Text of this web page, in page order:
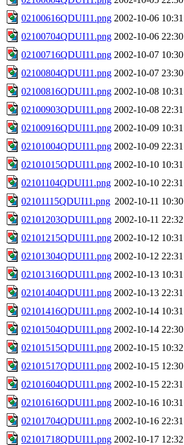
02100616QDUI11.png 2002-10-06 10:31
02100704QDUI11.png 2002-10-06 22:30
02100716QDUI11.png 2002-10-07 10:30
02100804QDUI11.png 2002-10-07 23:30
02100816QDUI11.png 2002-10-08 10:31
02100903QDUI11.png 2002-10-08 22:31
02100916QDUI11.png 2002-10-09 10:31
02101004QDUI11.png 2002-10-09 22:31
02101015QDUI11.png 2002-10-10 10:31
02101104QDUI11.png 2002-10-10 22:31
02101115QDUI11.png 2002-10-11 10:30
02101203QDUI11.png 2002-10-11 22:32
02101215QDUI11.png 2002-10-12 10:31
02101304QDUI11.png 2002-10-12 22:31
02101316QDUI11.png 2002-10-13 10:31
02101404QDUI11.png 2002-10-13 22:31
02101416QDUI11.png 2002-10-14 10:31
02101504QDUI11.png 2002-10-14 22:30
02101515QDUI11.png 2002-10-15 10:32
02101517QDUI11.png 2002-10-15 12:30
02101604QDUI11.png 2002-10-15 22:31
02101616QDUI11.png 2002-10-16 10:31
02101704QDUI11.png 2002-10-16 22:31
02101718QDUI11.png 2002-10-17 12:32